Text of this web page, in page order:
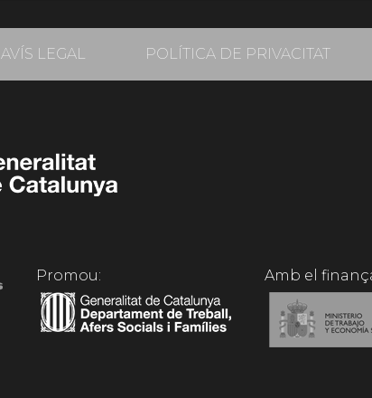
AVÍS LEGAL POLÍTICA DE PRIVACITAT
Promou: Amb el